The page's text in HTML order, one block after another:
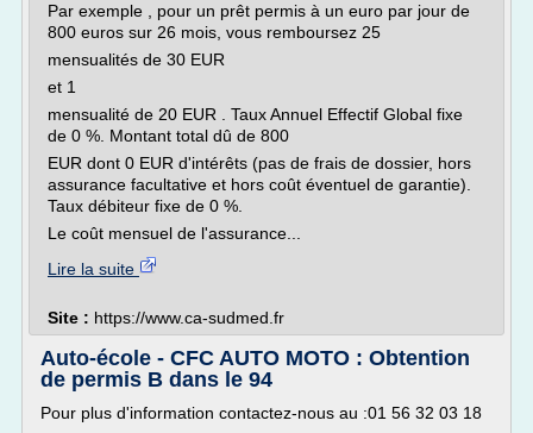
Par exemple , pour un prêt permis à un euro par jour de
800 euros sur 26 mois, vous remboursez 25
mensualités de 30 EUR
et 1
mensualité de 20 EUR . Taux Annuel Effectif Global fixe
de 0 %. Montant total dû de 800
EUR dont 0 EUR d'intérêts (pas de frais de dossier, hors
assurance facultative et hors coût éventuel de garantie).
Taux débiteur fixe de 0 %.
Le coût mensuel de l'assurance...
Lire la suite
Site : https://www.ca-sudmed.fr
Auto-école - CFC AUTO MOTO : Obtention
de permis B dans le 94
Pour plus d'information contactez-nous au :01 56 32 03 18